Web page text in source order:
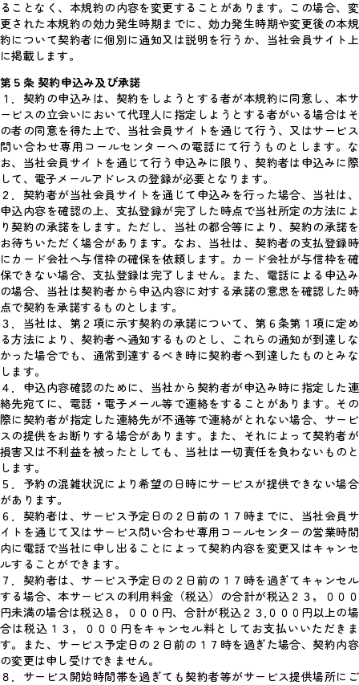
ることなく、本規約の内容を変更することがあります。この場合、変
更された本規約の効力発生時期までに、効力発生時期や変更後の本規
約について契約者に個別に通知又は説明を行うか、当社会員サイト上
に掲載します。
第５条 契約申込み及び承諾
１．契約の申込みは、契約をしようとする者が本規約に同意し、本サ
ービスの立会いにおいて代理人に指定しようとする者がいる場合はそ
の者の同意を得た上で、当社会員サイトを通じて行う、又はサービス
問い合わせ専用コールセンターへの電話にて行うものとします。な
お、当社会員サイトを通じて行う申込みに限り、契約者は申込みに際
して、電子メールアドレスの登録が必要となります。
２．契約者が当社会員サイトを通じて申込みを行った場合、当社は、
申込内容を確認の上、支払登録が完了した時点で当社所定の方法によ
り契約の承諾をします。ただし、当社の都合等により、契約の承諾を
お待ちいただく場合があります。なお、当社は、契約者の支払登録時
にカード会社へ与信枠の確保を依頼します。カード会社が与信枠を確
保できない場合、支払登録は完了しません。また、電話による申込み
の場合、当社は契約者から申込内容に対する承諾の意思を確認した時
点で契約を承諾するものとします。
３．当社は、第２項に示す契約の承諾について、第６条第１項に定め
る方法により、契約者へ通知するものとし、これらの通知が到達しな
かった場合でも、通常到達するべき時に契約者へ到達したものとみな
します。
４．申込内容確認のために、当社から契約者が申込み時に指定した連
絡先宛てに、電話・電子メール等で連絡をすることがあります。その
際に契約者が指定した連絡先が不通等で連絡がとれない場合、サービ
スの提供をお断りする場合があります。また、それによって契約者が
損害又は不利益を被ったとしても、当社は一切責任を負わないものと
します。
５．予約の混雑状況により希望の日時にサービスが提供できない場合
があります。
６．契約者は、サービス予定日の２日前の１７時までに、当社会員サ
イトを通じて又はサービス問い合わせ専用コールセンターの営業時間
内に電話で当社に申し出ることによって契約内容を変更又はキャンセ
ルすることができます。
７．契約者は、サービス予定日の２日前の１７時を過ぎてキャンセル
する場合、本サービスの利用料金（税込）の合計が税込２３，０００
円未満の場合は税込８，０００円、合計が税込２３,０００円以上の場
合は税込１３，０００円をキャンセル料としてお支払いいただきま
す。また、サービス予定日の２日前の１７時を過ぎた場合、契約内容
の変更は申し受けできません。
８．サービス開始時間帯を過ぎても契約者等がサービス提供場所にご